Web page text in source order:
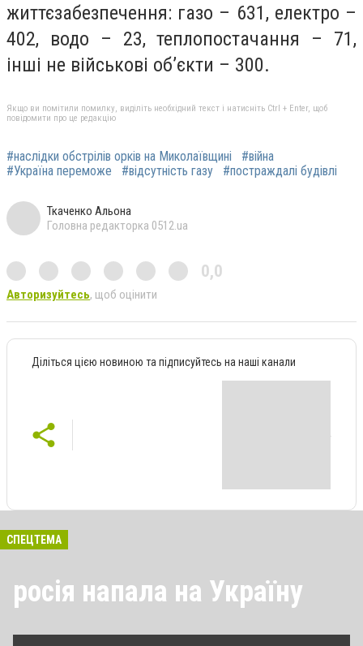
життєзабезпечення: газо – 631, електро –
402, водо – 23, теплопостачання – 71,
інші не військові об’єкти – 300.
Якщо ви помітили помилку, виділіть необхідний текст і натисніть Ctrl + Enter, щоб
повідомити про це редакцію
#наслідки обстрілів орків на Миколаївщині
#війна
#Україна переможе
#відсутність газу #постраждалі будівлі
Ткаченко Альона
Головна редакторка 0512.ua
0,0
Авторизуйтесь, щоб оцінити
Діліться цією новиною та підписуйтесь на наші канали
СПЕЦТЕМА
росія напала на Україну